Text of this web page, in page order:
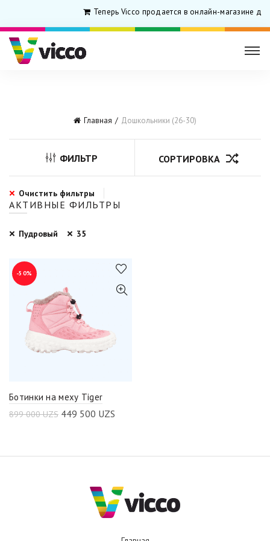
Теперь Vicco продается в онлайн-магазине
Главная Дошкольники (26-30)
ФИЛЬТР СОРТИРОВКА
Очистить фильтры
АКТИВНЫЕ ФИЛЬТРЫ
Пудровый 35
-50%
Ботинки на меху Tiger
899 000UZS 449 500 UZS